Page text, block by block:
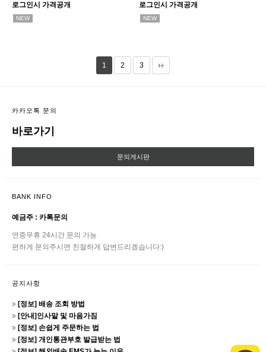
로그인시 가격공개
NEW
로그인시 가격공개
NEW
1 2 3
카카오톡 문의
바로가기
문의게시판
BANK INFO
예금주 : 카톡문의
연중무휴 24시간 문의 가능
편하게 문의주시면 친절하게 답변드리겠습니다:)
공지사항
[정보] 배송 조회 방법
[안내]인사말 및 마음가짐
[정보] 손쉽게 주문하는 법
[정보] 개인통관부호 발급받는 법